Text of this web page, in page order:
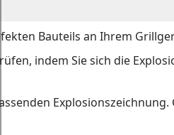
Bauteils an Ihrem
indem Sie sich die